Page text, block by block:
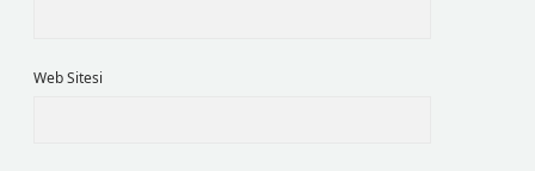
Web Sitesi